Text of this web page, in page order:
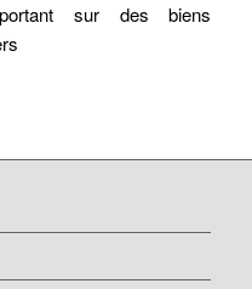
sur des biens